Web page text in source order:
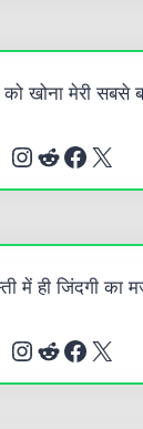
खोना मेरी सबसे
Instagram Reddit Facebook X
में ही जिंदगी का
Instagram Reddit Facebook X